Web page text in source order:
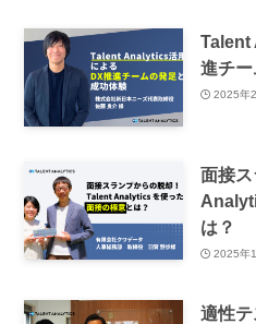
Talent
進チ
2025年
面接
は？
2025年
適性